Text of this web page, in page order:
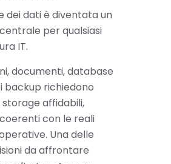
dei dati è diventata un
per qualsiasi
IT.
documenti, database
backup richiedono
storage affidabili,
con le reali
Una delle
da affrontare